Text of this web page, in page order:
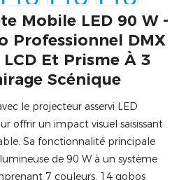
Mobile LED 90 W -
Professionnel DMX
Et Prisme À 3
Scénique
le projecteur asservi LED
offrir un impact visuel saisissant
Sa fonctionnalité principale
de 90 W à un système
7 couleurs, 14 gobos